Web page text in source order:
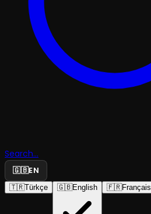
Search...
🇬🇧EN
🇹🇷Türkçe 🇬🇧English 🇫🇷Français